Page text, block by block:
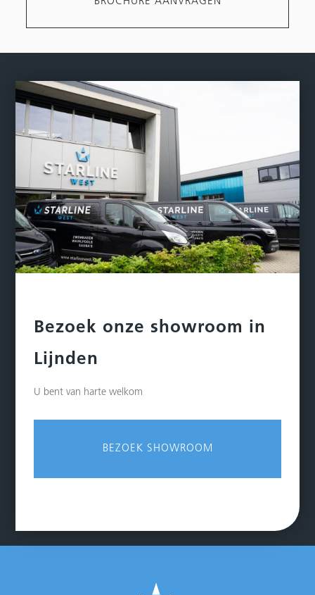
Bezoek onze showroom in
Lijnden
U bent van harte welkom
BEZOEK SHOWROOM